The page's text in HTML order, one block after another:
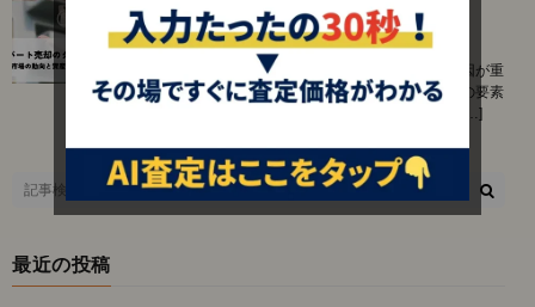
向と資産価値最大化の方法を解説します
2025.11.22
アパートの売却を考える際、市場の動向や経済的要因が重
要な役割を果たすことをご存じでしょうか。これらの要素
は、売却タイミングを判断する上で不可欠です。今[…]
最近の投稿